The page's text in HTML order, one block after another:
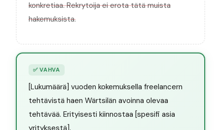
konkretiaa. Rekrytoija ei erota tätä muista
hakemuksista.
✅VAHVA
[Lukumäärä] vuoden kokemuksella freelancern
tehtävistä haen Wärtsilän avoinna olevaa
tehtävää. Erityisesti kiinnostaa [spesifi asia